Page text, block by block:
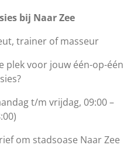
bij Naar Zee
trainer of masseur
plek voor jouw één-op-één
t/m vrijdag, 09:00 –
om stadsoase Naar Zee